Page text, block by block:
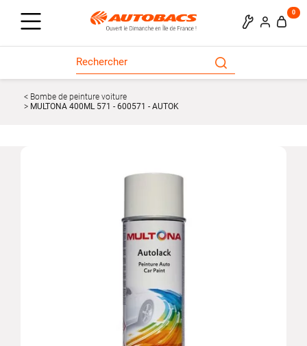
0
Bombe de peinture voiture
MULTONA 400ML 571 - 600571 - AUTOK